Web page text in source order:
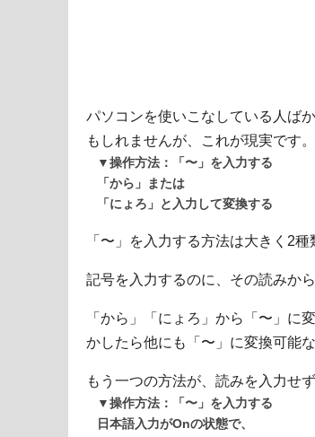
パソコンを使いこなしている人ば
もしれませんが、これが現実です。
▼操作方法：「〜」を入力する
「から」または
「にょろ」と入力して変換する
「〜」を入力する方法は大きく2
記号を入力するのに、その読みか
「から」「にょろ」から「〜」に
かしたら他にも「〜」に変換可能
もう一つの方法が、読みを入力せ
▼操作方法：「〜」を入力する
日本語入力がOnの状態で、